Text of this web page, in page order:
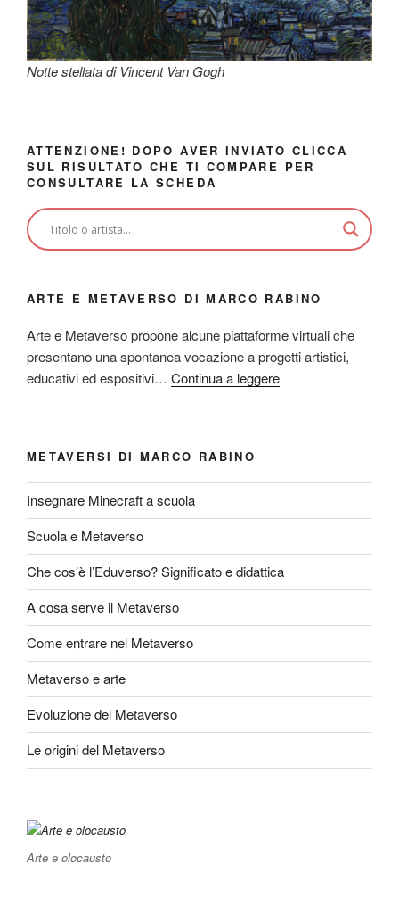
Notte stellata di Vincent Van Gogh
ATTENZIONE! DOPO AVER INVIATO CLICCA
SUL RISULTATO CHE TI COMPARE PER
CONSULTARE LA SCHEDA
ARTE E METAVERSO DI MARCO RABINO
Arte e Metaverso propone alcune piattaforme virtuali che
presentano una spontanea vocazione a progetti artistici,
educativi ed espositivi… Continua a leggere
METAVERSI DI MARCO RABINO
Insegnare Minecraft a scuola
Scuola e Metaverso
Che cos’è l’Eduverso? Significato e didattica
A cosa serve il Metaverso
Come entrare nel Metaverso
Metaverso e arte
Evoluzione del Metaverso
Le origini del Metaverso
Arte e olocausto